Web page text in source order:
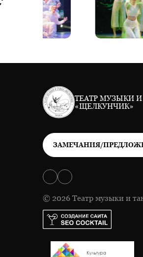
ТЕАТР МУЗЫКИ
«ЩЕЛКУНЧИК»
ЗАМЕЧАНИЯ/
© 2026 Театр музыки и